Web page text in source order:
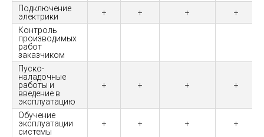
Подключение
электрики
+ + +
+
Контроль
производимых
работ
заказчиком
Пуско-
наладочные
работы и
введение в
эксплуатацию
+ + + +
Обучение
эксплуатации
системы
+ + + +